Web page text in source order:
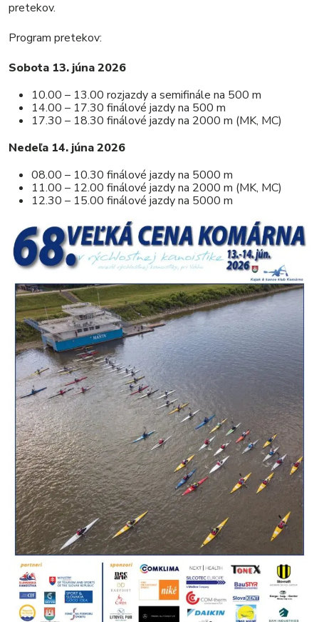
pretekov.
Program pretekov:
Sobota 13. júna 2026
10.00 – 13.00 rozjazdy a semifinále na 500 m
14.00 – 17.30 finálové jazdy na 500 m
17.30 – 18.30 finálové jazdy na 2000 m (MK, MC)
Nedeľa 14. júna 2026
08.00 – 10.30 finálové jazdy na 5000 m
11.00 – 12.00 finálové jazdy na 2000 m (MK, MC)
12.30 – 15.00 finálové jazdy na 5000 m